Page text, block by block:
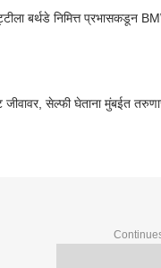
बर्थडे निमित्त प्रभासकडून
जीवावर, सेल्फी घेताना मुंबईत